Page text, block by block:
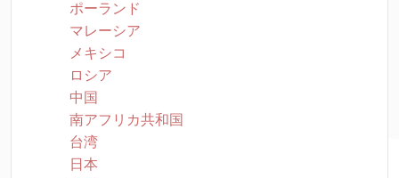
ポーランド
マレーシア
メキシコ
ロシア
中国
南アフリカ共和国
台湾
日本